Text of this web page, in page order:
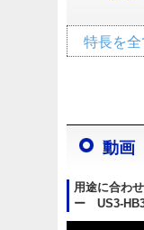
特長を全
動画
用途に合わ
ー US3-